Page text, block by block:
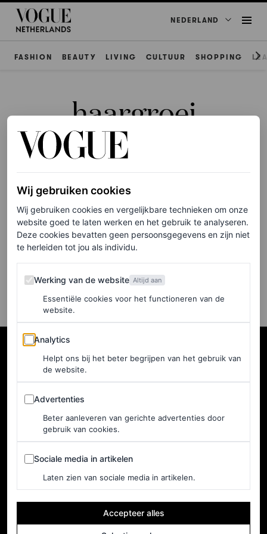
NEDERLAND
FASHION BEAUTY LIVING CULTUUR SHOPPING
haargroei
HAAR
Liever geen minoxidil? Dit
zijn de beste alternatieven
voor een hair growth boost
Home
Adverteren
Nieuwsbrief
Wij gebruiken cookies
Wij gebruiken cookies en vergelijkbare technieken om onze
website goed te laten werken en het gebruik te analyseren.
Deze cookies bevatten geen persoonsgegevens en zijn niet
te herleiden tot jou als individu.
Werking van de website
Werking van de website Altijd aan
Essentiële cookies voor het functioneren van de
website.
Analytics
Analytics
Helpt ons bij het beter begrijpen van het gebruik van
de website.
Advertenties
Advertenties
Beter aanleveren van gerichte advertenties door
gebruik van cookies.
Sociale media in artikelen
Sociale media in artikelen
Laten zien van sociale media in artikelen.
Accepteer alles